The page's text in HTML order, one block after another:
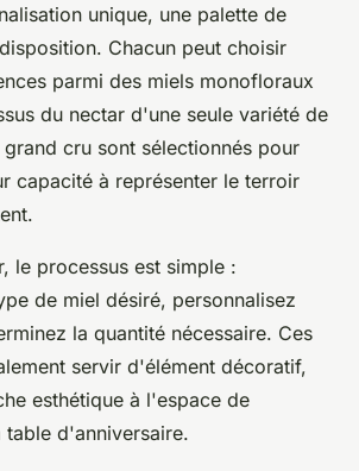
unique, une palette de
Chacun peut choisir
parmi des miels monofloraux
du nectar d'une seule variété de
cru sont sélectionnés pour
capacité à représenter le terroir
le processus est simple :
de miel désiré, personnalisez
la quantité nécessaire. Ces
servir d'élément décoratif,
esthétique à l'espace de
d'anniversaire.